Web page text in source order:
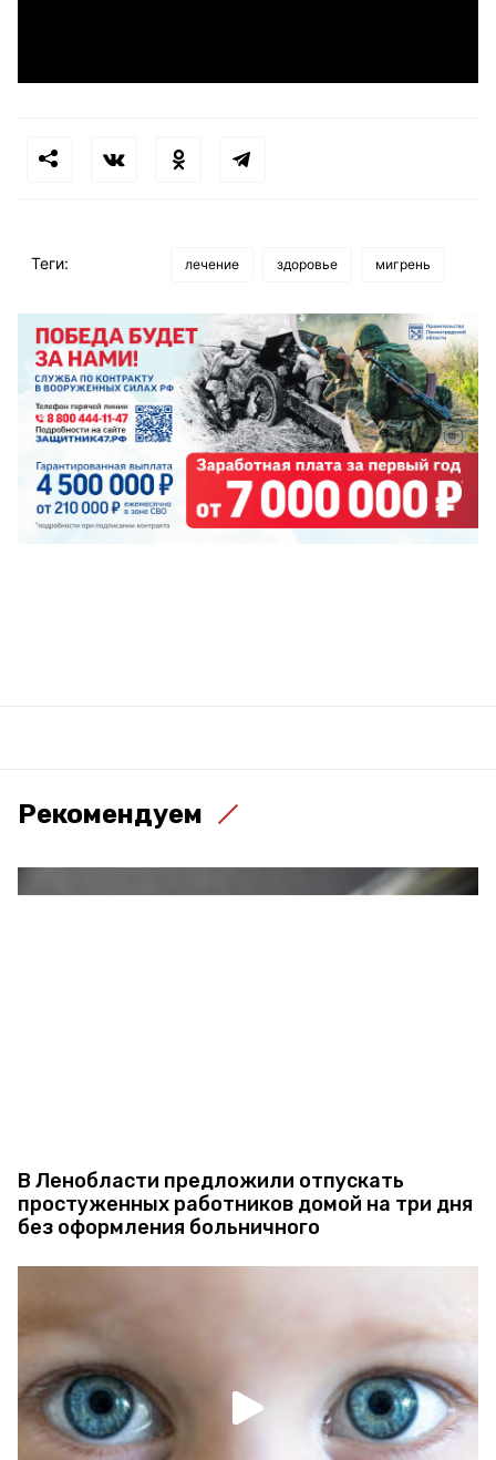
Теги: лечение здоровье мигрень
Рекомендуем
В Ленобласти предложили отпускать
простуженных работников домой на три дня
без оформления больничного